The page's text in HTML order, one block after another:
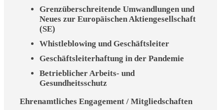
Grenzüberschreitende Umwandlungen und
Neues zur Europäischen Aktiengesellschaft
(SE)
Whistleblowing und Geschäftsleiter
Geschäftsleiterhaftung in der Pandemie
Betrieblicher Arbeits- und
Gesundheitsschutz
Ehrenamtliches Engagement / Mitgliedschaften